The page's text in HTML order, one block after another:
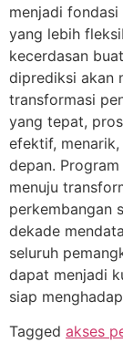
menjadi
yang lebih
kecerdasan
diprediksi akan
transformasi
yang tepat,
efektif,
depan.
menuju
perkembangan
dekade
seluruh
dapat menjadi
siap
Tagged akses